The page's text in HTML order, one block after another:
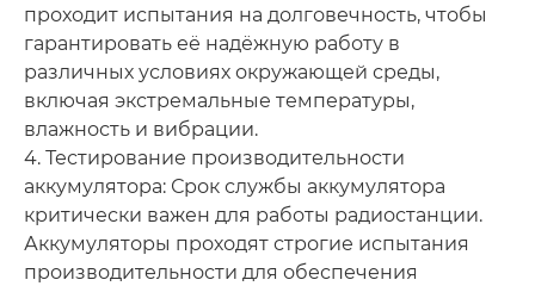
проходит испытания на долговечность, чтобы
гарантировать её надёжную работу в
различных условиях окружающей среды,
включая экстремальные температуры,
влажность и вибрации.
4. Тестирование производительности
аккумулятора: Срок службы аккумулятора
критически важен для работы радиостанции.
Аккумуляторы проходят строгие испытания
производительности для обеспечения